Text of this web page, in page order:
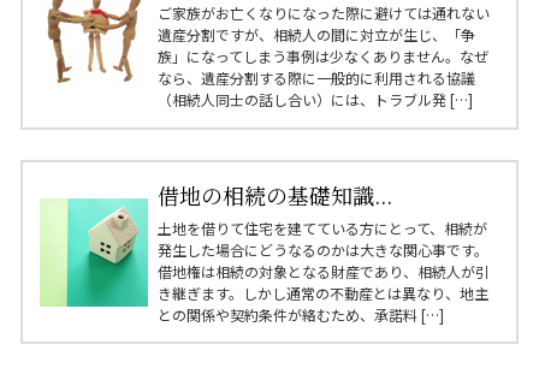
ご家族がお亡くなりになった際に避けては通れない
遺産分割ですが、相続人の間に対立が生じ、「争
族」になってしまう事例は少なくありません。なぜ
なら、遺産分割する際に一般的に利用される協議
（相続人同士の話し合い）には、トラブル発 […]
借地の相続の基礎知識...
土地を借りて住宅を建てている方にとって、相続が
発生した場合にどうなるのかは大きな関心事です。
借地権は相続の対象となる財産であり、相続人が引
き継ぎます。しかし通常の不動産とは異なり、地主
との関係や契約条件が絡むため、承諾料 […]